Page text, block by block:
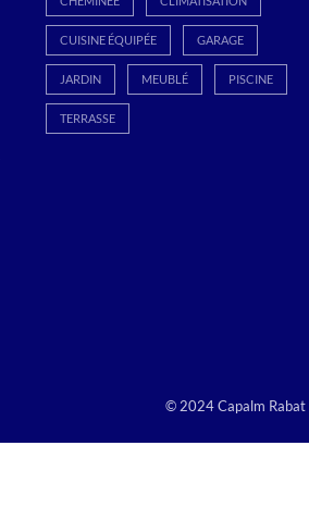
CUISINE ÉQUIPÉE GARAGE
JARDIN MEUBLÉ PISCINE
TERRASSE
© 2024 Capalm